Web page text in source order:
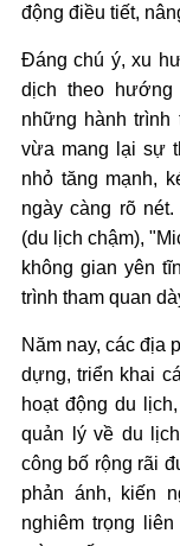
động điều tiết,
Đáng chú ý, xu
dịch theo
những hành
vừa mang lại sự
nhỏ tăng mạnh,
ngày càng rõ
(du lịch chậm),
không gian yên
trình tham quan
Năm nay, các địa
dựng, triển khai
hoạt động du
quản lý về du
công bố rộng rãi
phản ánh, kiến
nghiêm trọng